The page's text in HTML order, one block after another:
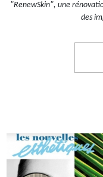
"RenewSkin", une
des